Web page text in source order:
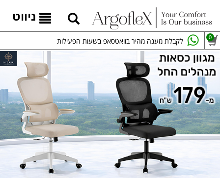
ניווט
לקבלת מענה מהיר בוואטסאפ בשעות הפעילות 0